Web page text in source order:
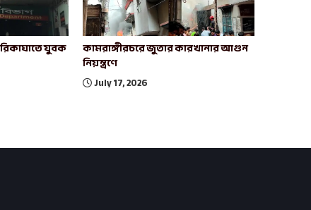
যুবক কামরাঙ্গীরচরে জুতার কারখানার আগুন
নিয়ন্ত্রণে
July 17, 2026